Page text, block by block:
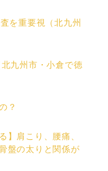
を重要視（北九州
九州市・小倉で徳
？
】肩こり、腰痛、
盤の太りと関係が